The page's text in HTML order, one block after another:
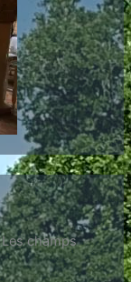
Les champs